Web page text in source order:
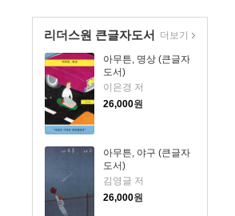
리더스원 큰글자도서
아무튼, 명상 (큰글자
도서)
이은경 저
26,000원
아무튼, 야구 (큰글자
도서)
김영글 저
26,000원
더보기